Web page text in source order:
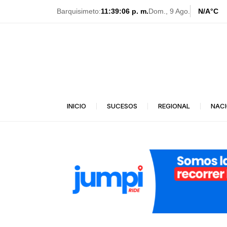
Barquisimeto:11:39:08 p. m.Dom., 9 Ago. N/A°C
INICIO SUCESOS REGIONAL